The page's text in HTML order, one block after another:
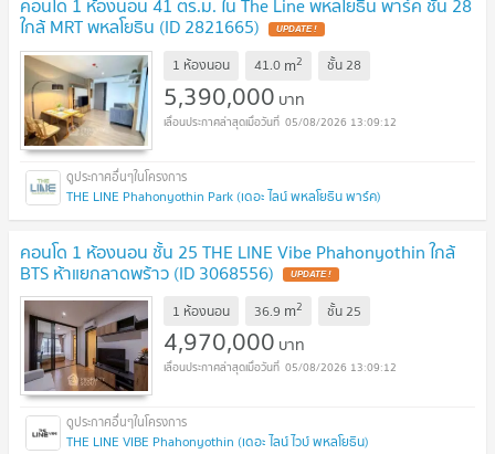
ใกล้ MRT พหลโยธิน (ID 2821665) UPDATE !
1 ห้องนอน 41.0 m2 ชั้น28
5,390,000 บาท
05/08/2026 13:09:12
THE LINE Phahonyothin Park (เดอะ ไลน์ พหลโยธิน พาร์ค)
คอนโด 1 ห้องนอน ชั้น 25 THE LINE Vibe Phahonyothin ใกล้
BTS ห้าแยกลาดพร้าว (ID 3068556) UPDATE !
1 ห้องนอน 36.9 m2 ชั้น25
4,970,000 บาท
05/08/2026 13:09:12
THE LINE VIBE Phahonyothin (เดอะ ไลน์ ไวบ์ พหลโยธิน)